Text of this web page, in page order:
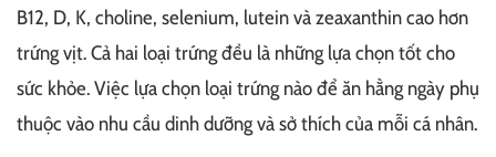
B12, D, K, choline, selenium, lutein và zeaxanthin cao hơn
trứng vịt. Cả hai loại trứng đều là những lựa chọn tốt cho
sức khỏe. Việc lựa chọn loại trứng nào để ăn hằng ngày phụ
thuộc vào nhu cầu dinh dưỡng và sở thích của mỗi cá nhân.